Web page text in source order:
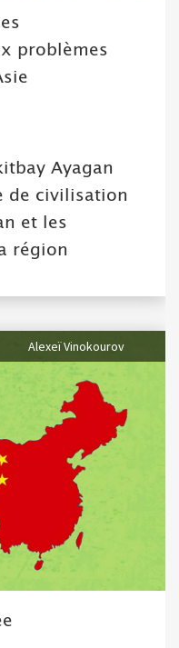
problèmes
Ayagan
de civilisation
et les
région
Alexeï Vinokourov